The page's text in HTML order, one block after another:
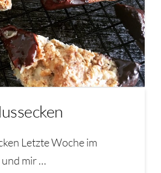
Letzte Woche im
mir …